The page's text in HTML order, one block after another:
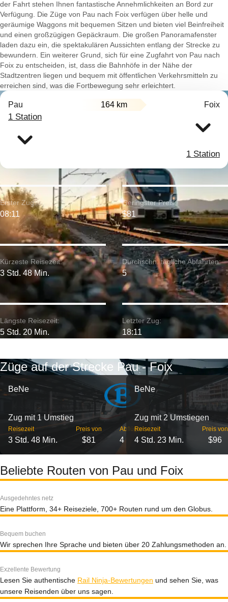
der Fahrt stehen Ihnen fantastische Annehmlichkeiten an Bord zur
Verfügung. Die Züge von Pau nach Foix verfügen über helle und
geräumige Waggons mit bequemen Sitzen und bieten viel Beinfreiheit
und einen großzügigen Gepäckraum. Die großen Panoramafenster
laden dazu ein, die spektakulären Aussichten entlang der Strecke zu
bewundern. Ein weiterer Grund, sich für eine Zugfahrt von Pau nach
Foix zu entscheiden, ist, dass die Bahnhöfe in der Nähe der
Stadtzentren liegen und bequem mit öffentlichen Verkehrsmitteln zu
erreichen sind, was die Fortbewegung sehr erleichtert.
Pau 164 km Foix
1 Station
1 Station
Kürzeste Reisezeit:
3 Std. 48 Min.
Erster Zug:
08:11
Längste Reisezeit:
5 Std. 20 Min.
Geringster Preis:
$81
Durchschn. tägliche Abfahrten:
5
Letzter Zug:
18:11
Züge auf der Strecke Pau - Foix
BeNe
Zug mit 1 Umstieg
Reisezeit
3 Std. 48 Min.
Preis von
$81
Abflüge
4
BeNe
Zug mit 2 Umstiegen
Reisezeit
4 Std. 23 Min.
Preis von
$96
Beliebte Routen von Pau und Foix
Ausgedehntes netz
Eine Plattform, 34+ Reiseziele, 700+ Routen rund um den Globus.
Bequem buchen
Wir sprechen Ihre Sprache und bieten über 20 Zahlungsmethoden an.
Exzellente Bewertung
Lesen Sie authentische Rail Ninja-Bewertungen und sehen Sie, was
unsere Reisenden über uns sagen.